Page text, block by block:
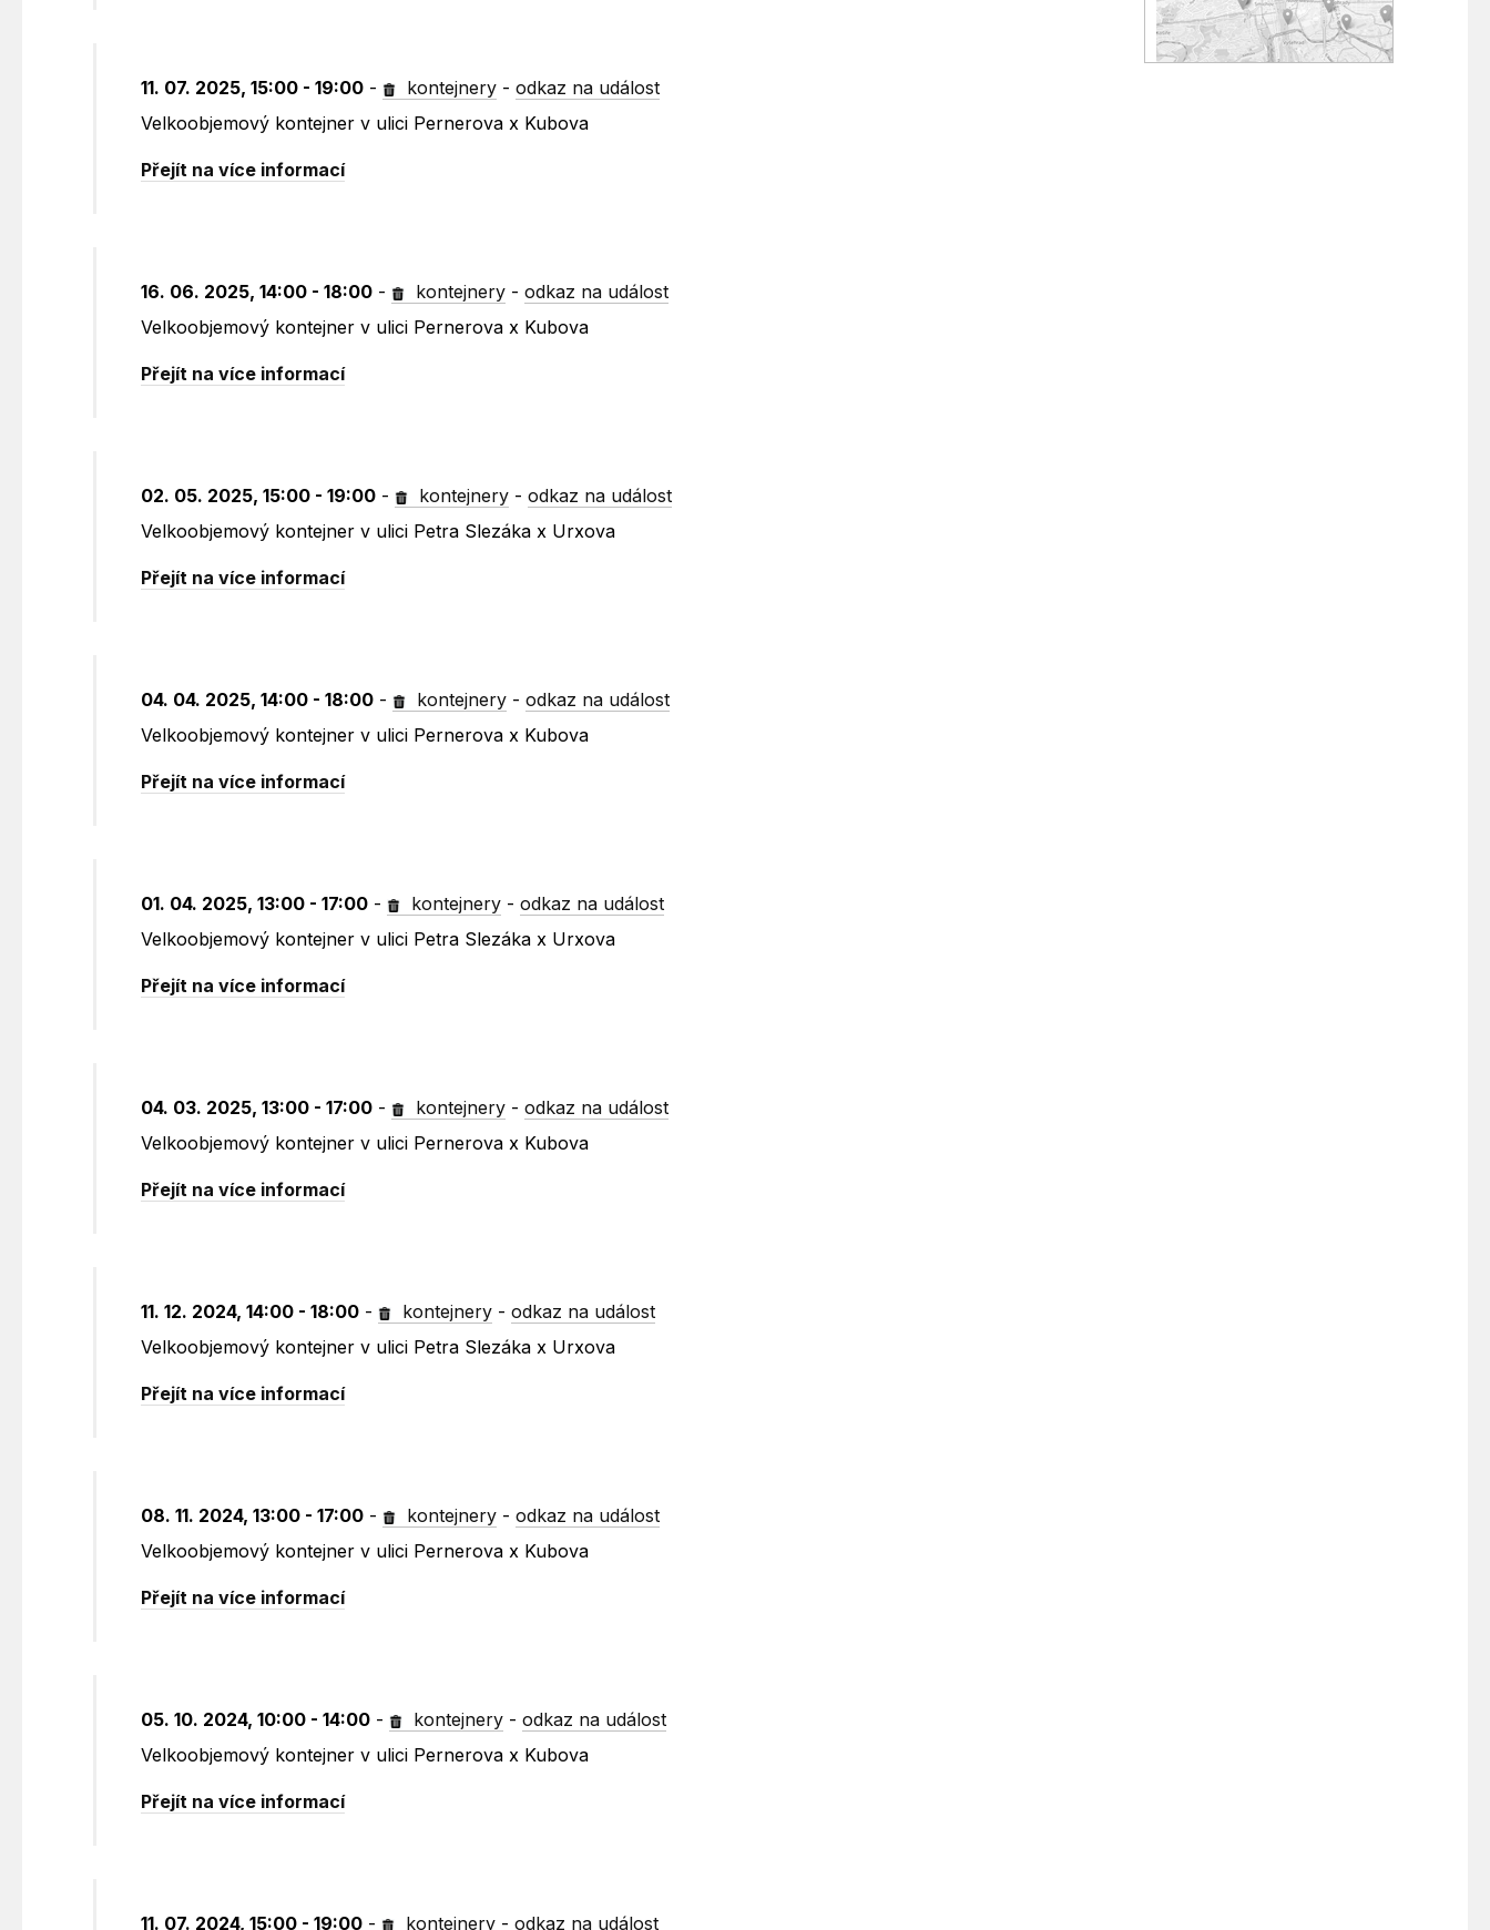
11. 07. 2025, 15:00 - 19:00 - kontejnery -odkaz na událost
Velkoobjemový kontejner v ulici Pernerova x Kubova
Přejít na více informací
16. 06. 2025, 14:00 - 18:00 - kontejnery -odkaz na událost
Velkoobjemový kontejner v ulici Pernerova x Kubova
Přejít na více informací
02. 05. 2025, 15:00 - 19:00 - kontejnery -odkaz na událost
Velkoobjemový kontejner v ulici Petra Slezáka x Urxova
Přejít na více informací
04. 04. 2025, 14:00 - 18:00 - kontejnery -odkaz na událost
Velkoobjemový kontejner v ulici Pernerova x Kubova
Přejít na více informací
01. 04. 2025, 13:00 - 17:00 - kontejnery -odkaz na událost
Velkoobjemový kontejner v ulici Petra Slezáka x Urxova
Přejít na více informací
04. 03. 2025, 13:00 - 17:00 - kontejnery -odkaz na událost
Velkoobjemový kontejner v ulici Pernerova x Kubova
Přejít na více informací
11. 12. 2024, 14:00 - 18:00 - kontejnery -odkaz na událost
Velkoobjemový kontejner v ulici Petra Slezáka x Urxova
Přejít na více informací
08. 11. 2024, 13:00 - 17:00 - kontejnery -odkaz na událost
Velkoobjemový kontejner v ulici Pernerova x Kubova
Přejít na více informací
05. 10. 2024, 10:00 - 14:00 - kontejnery -odkaz na událost
Velkoobjemový kontejner v ulici Pernerova x Kubova
Přejít na více informací
11. 07. 2024, 15:00 - 19:00 - kontejnery -odkaz na událost